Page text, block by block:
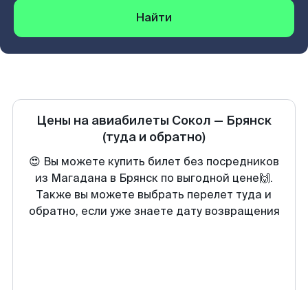
Найти
Цены на авиабилеты Сокол — Брянск
(туда и обратно)
😍 Вы можете купить билет без посредников
из Магадана в Брянск по выгодной цене🙌.
Также вы можете выбрать перелет туда и
обратно, если уже знаете дату возвращения